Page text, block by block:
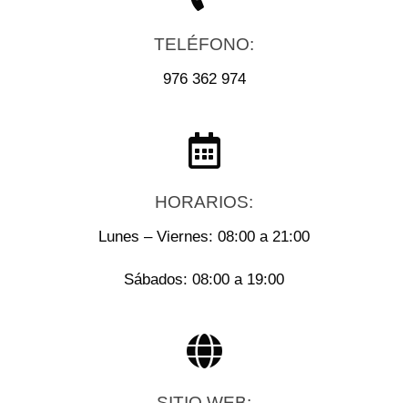
TELÉFONO:
976 362 974
HORARIOS:
Lunes – Viernes: 08:00 a 21:00
Sábados: 08:00 a 19:00